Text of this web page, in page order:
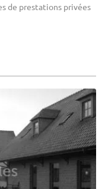
de prestations privées